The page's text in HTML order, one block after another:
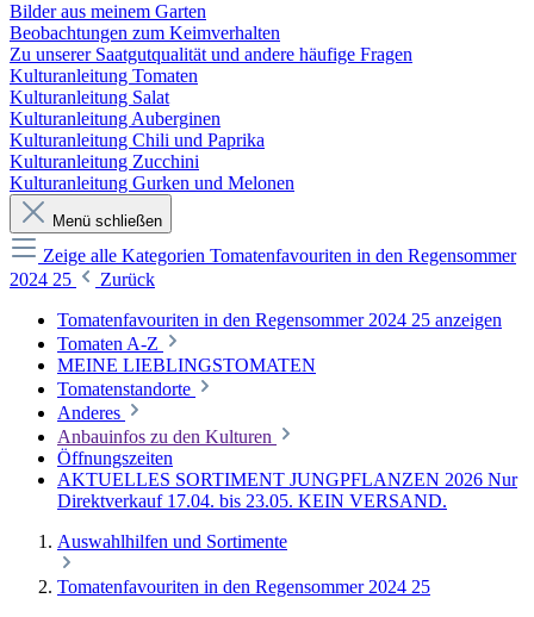
Bilder aus meinem Garten
Beobachtungen zum Keimverhalten
Zu unserer Saatgutqualität und andere häufige Fragen
Kulturanleitung Tomaten
Kulturanleitung Salat
Kulturanleitung Auberginen
Kulturanleitung Chili und Paprika
Kulturanleitung Zucchini
Kulturanleitung Gurken und Melonen
Menü schließen
Zeige alle Kategorien Tomatenfavouriten in den Regensommer
2024 25
Zurück
Tomatenfavouriten in den Regensommer 2024 25 anzeigen
Tomaten A-Z
MEINE LIEBLINGSTOMATEN
Tomatenstandorte
Anderes
Anbauinfos zu den Kulturen
Öffnungszeiten
AKTUELLES SORTIMENT JUNGPFLANZEN 2026 Nur
Direktverkauf 17.04. bis 23.05. KEIN VERSAND.
Auswahlhilfen und Sortimente
Tomatenfavouriten in den Regensommer 2024 25